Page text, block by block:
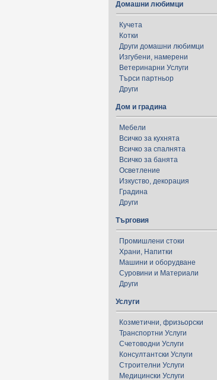
Домашни любимци
Кучета
Котки
Други домашни любимци
Изгубени, намерени
Ветеринарни Услуги
Търси партньор
Други
Дом и градина
Мебели
Всичко за кухнята
Всичко за спалнята
Всичко за банята
Осветление
Изкуство, декорация
Градина
Други
Търговия
Промишлени стоки
Храни, Напитки
Машини и оборудване
Суровини и Материали
Други
Услуги
Козметични, фризьорски
Транспортни Услуги
Счетоводни Услуги
Консултантски Услуги
Строителни Услуги
Медицински Услуги